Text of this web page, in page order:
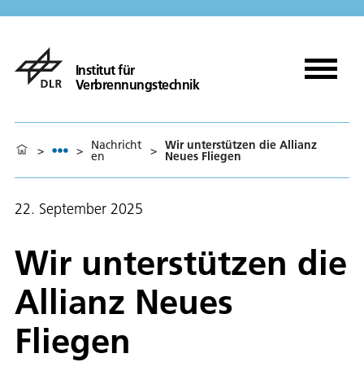
Institut für
Verbrennungstechnik
> > Nachricht
en > Wir unterstützen die Allianz
Neues Fliegen
22. September 2025
Wir unterstützen die
Allianz Neues
Fliegen